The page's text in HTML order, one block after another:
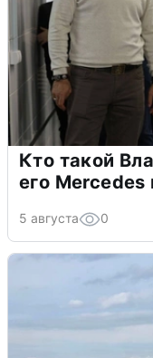
Кто такой
его Mercedes
5 августа 0